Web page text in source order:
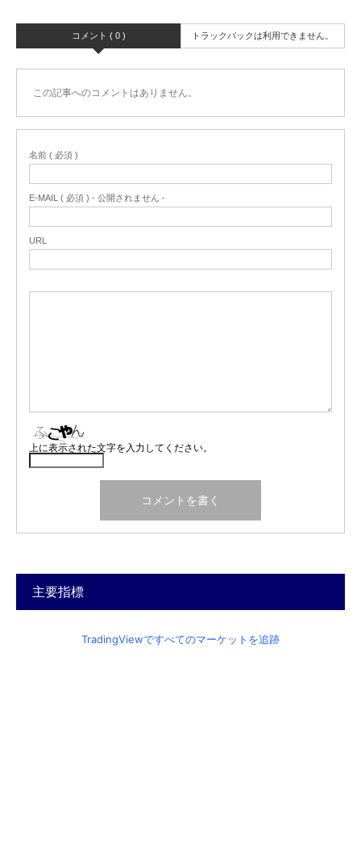
コメント ( 0 ) トラックバックは利用できません。
この記事へのコメントはありません。
名前 ( 必須 )
E-MAIL ( 必須 ) - 公開されません -
URL
上に表示された文字を入力してください。
主要指標
TradingViewですべてのマーケットを追跡